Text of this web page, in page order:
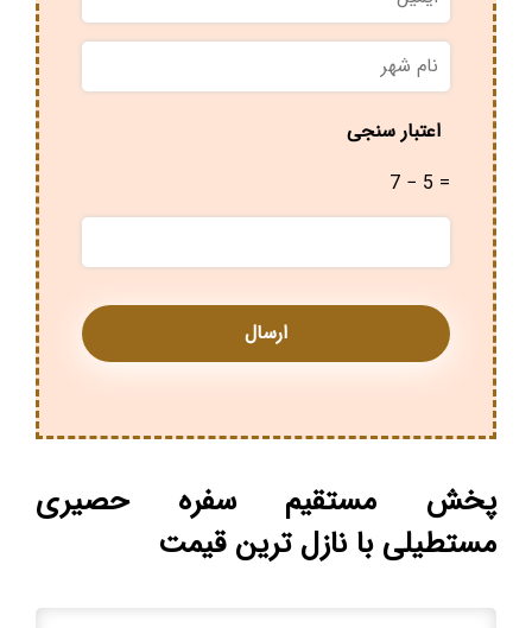
نام
شهر *
اعتبار سنجی
7 − 5 =
پخش مستقیم سفره حصیری
مستطیلی با نازل ترین قیمت